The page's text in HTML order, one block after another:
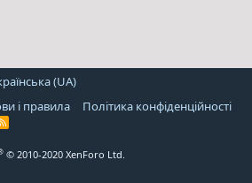
(UA)
і правила
Політика конфіденційності
R
© 2010-2020 XenForo Ltd.